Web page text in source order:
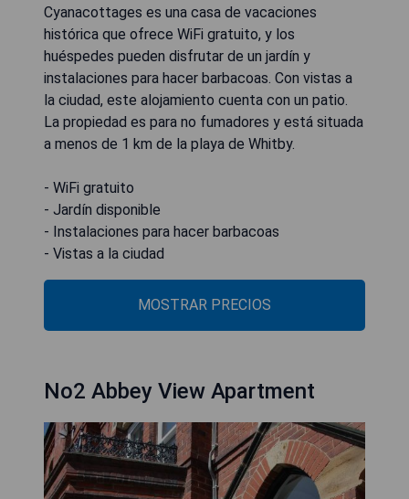
Cyanacottages es una casa de vacaciones
histórica que ofrece WiFi gratuito, y los
huéspedes pueden disfrutar de un jardín y
instalaciones para hacer barbacoas. Con vistas a
la ciudad, este alojamiento cuenta con un patio.
La propiedad es para no fumadores y está situada
a menos de 1 km de la playa de Whitby.
- WiFi gratuito
- Jardín disponible
- Instalaciones para hacer barbacoas
MOSTRAR PRECIOS
No2 Abbey View Apartment